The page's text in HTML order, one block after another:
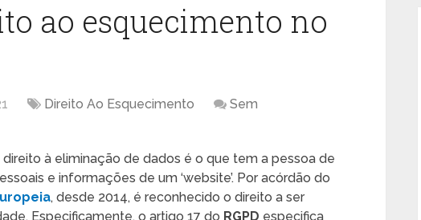
ao esquecimento no
Direito Ao Esquecimento
Sem
direito à eliminação de dados é o que tem a pessoa de
e informações de um ‘website’. Por acórdão do
, desde 2014, é reconhecido o direito a ser
Especificamente, o artigo 17 do RGPD especifica